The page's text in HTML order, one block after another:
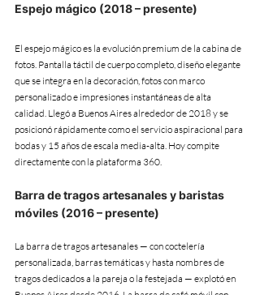
Espejo mágico (2018 – presente)
El espejo mágico es la evolución premium de la cabina de
fotos. Pantalla táctil de cuerpo completo, diseño elegante
que se integra en la decoración, fotos con marco
personalizado e impresiones instantáneas de alta
calidad. Llegó a Buenos Aires alrededor de 2018 y se
posicionó rápidamente como el servicio aspiracional para
bodas y 15 años de escala media-alta. Hoy compite
directamente con la plataforma 360.
Barra de tragos artesanales y baristas
móviles (2016 – presente)
La barra de tragos artesanales — con coctelería
personalizada, barras temáticas y hasta nombres de
tragos dedicados a la pareja o la festejada — explotó en